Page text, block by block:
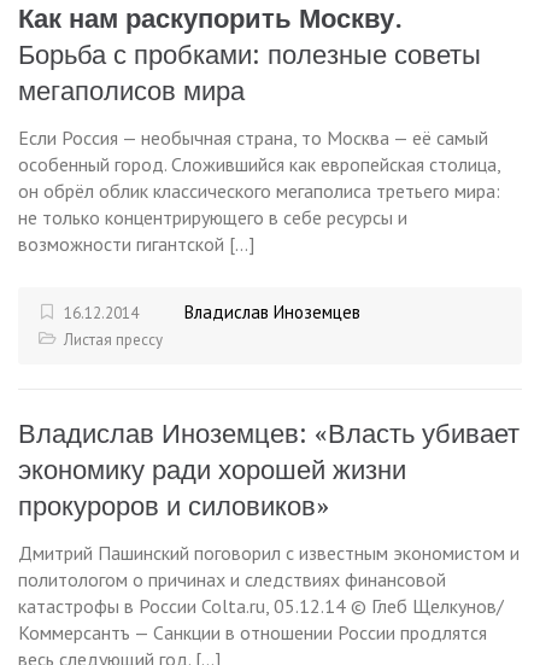
Как нам раскупорить Москву.
Борьба с пробками: полезные советы
мегаполисов мира
Если Россия — необычная страна, то Москва — её самый
особенный город. Сложившийся как европейская столица,
он обрёл облик классического мегаполиса третьего мира:
не только концентрирующего в себе ресурсы и
возможности гигантской […]
16.12.2014 Владислав Иноземцев
Листая прессу
Владислав Иноземцев: «Власть убивает
экономику ради хорошей жизни
прокуроров и силовиков»
Дмитрий Пашинский поговорил с известным экономистом и
политологом о причинах и следствиях финансовой
катастрофы в России Colta.ru, 05.12.14 © Глеб Щелкунов/
Коммерсантъ — Санкции в отношении России продлятся
весь следующий год. […]